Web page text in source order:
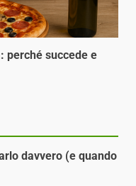
perché succede e
davvero (e quando